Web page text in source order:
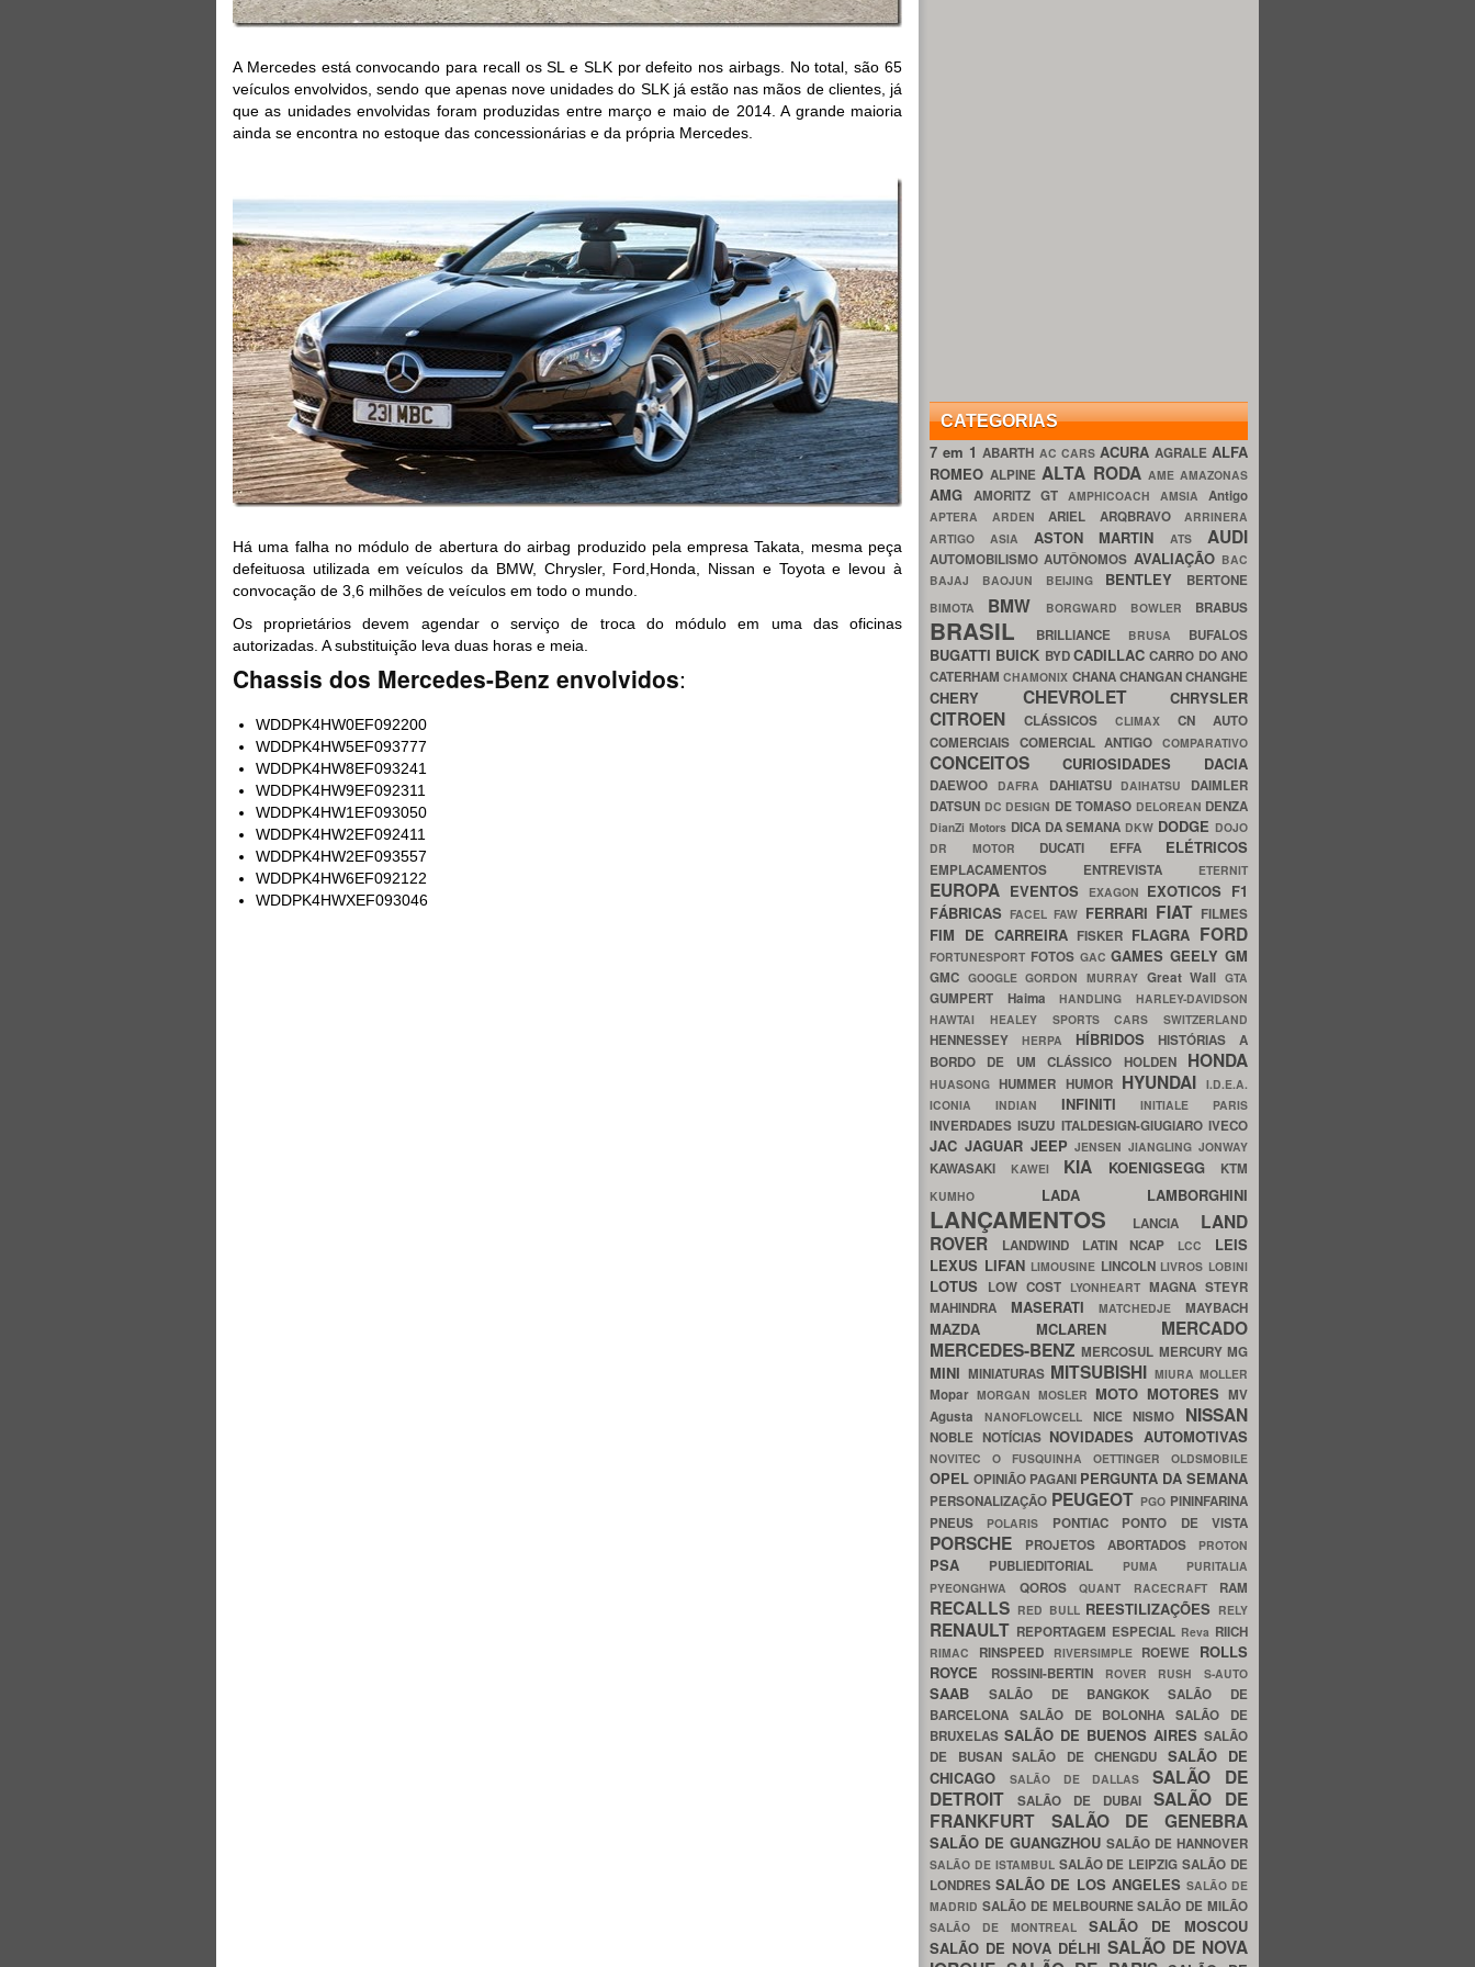
A Mercedes está convocando para recall os SL e SLK por defeito nos airbags. No total, são 65
veículos envolvidos, sendo que apenas nove unidades do SLK já estão nas mãos de clientes, já
que as unidades envolvidas foram produzidas entre março e maio de 2014. A grande maioria
ainda se encontra no estoque das concessionárias e da própria Mercedes.
Há uma falha no módulo de abertura do airbag produzido pela empresa Takata, mesma peça
defeituosa utilizada em veículos da BMW, Chrysler, Ford,Honda, Nissan e Toyota e levou à
convocação de 3,6 milhões de veículos em todo o mundo.
Os proprietários devem agendar o serviço de troca do módulo em uma das oficinas
autorizadas. A substituição leva duas horas e meia.
Chassis dos Mercedes-Benz envolvidos:
WDDPK4HW0EF092200
WDDPK4HW5EF093777
WDDPK4HW8EF093241
WDDPK4HW9EF092311
WDDPK4HW1EF093050
WDDPK4HW2EF092411
WDDPK4HW2EF093557
WDDPK4HW6EF092122
WDDPK4HWXEF093046
CATEGORIAS
7 em 1ABARTH AC CARS ACURA AGRALE ALFA
ROMEOALPINEALTA RODA AME AMAZONAS
AMG AMORITZ GT AMPHICOACH AMSIA Antigo
APTERA ARDEN ARIEL ARQBRAVO ARRINERA
ARTIGO ASIA ASTON MARTINATS AUDI
AUTOMOBILISMOAUTÔNOMOS AVALIAÇÃO BAC
BAJAJ BAOJUN BEIJING BENTLEY BERTONE
BIMOTA BMW BORGWARD BOWLER BRABUS
BRASIL BRILLIANCE BRUSA BUFALOS
BUGATTI BUICK BYDCADILLACCARRO DO ANO
CATERHAMCHAMONIX CHANACHANGANCHANGHE
CHERY CHEVROLET CHRYSLER
CITROEN CLÁSSICOS CLIMAX CN AUTO
COMERCIAIS COMERCIAL ANTIGOCOMPARATIVO
CONCEITOS CURIOSIDADES DACIA
DAEWOO DAFRA DAHIATSU DAIHATSU DAIMLER
DATSUN DC DESIGN DE TOMASO DELOREAN DENZA
DianZi Motors DICA DA SEMANA DKW DODGE DOJO
DR MOTOR DUCATI EFFA ELÉTRICOS
EMPLACAMENTOS ENTREVISTA ETERNIT
EUROPA EVENTOS EXAGON EXOTICOS F1
FÁBRICASFACELFAW FERRARI FIAT FILMES
FIM DE CARREIRA FISKER FLAGRA FORD
FORTUNESPORT FOTOS GACGAMESGEELYGM
GMC GOOGLEGORDON MURRAY Great WallGTA
GUMPERT HaimaHANDLINGHARLEY-DAVIDSON
HAWTAI HEALEY SPORTS CARS SWITZERLAND
HENNESSEY HERPA HÍBRIDOSHISTÓRIAS A
BORDO DE UM CLÁSSICO HOLDEN HONDA
HUASONGHUMMER HUMOR HYUNDAI I.D.E.A.
ICONIA INDIAN INFINITIINITIALE PARIS
INVERDADESISUZU ITALDESIGN-GIUGIAROIVECO
JAC JAGUAR JEEPJENSENJIANGLINGJONWAY
KAWASAKI KAWEI KIA KOENIGSEGG KTM
KUMHO LADA LAMBORGHINI
LANÇAMENTOS LANCIA LAND
ROVER
LANDWIND LATIN NCAP LCC LEIS
LEXUS LIFAN LIMOUSINE LINCOLN LIVROS LOBINI
LOTUS LOW COST LYONHEART MAGNA STEYR
MAHINDRA MASERATIMATCHEDJEMAYBACH
MAZDA MCLAREN MERCADO
MERCEDES-BENZMERCOSUL MERCURYMG
MINI MINIATURAS MITSUBISHI MIURA MOLLER
Mopar MORGAN MOSLER MOTO MOTORES MV
Agusta NANOFLOWCELL NICENISMO NISSAN
NOBLE NOTÍCIAS NOVIDADES AUTOMOTIVAS
NOVITEC O FUSQUINHA OETTINGER OLDSMOBILE
OPEL OPINIÃO PAGANI PERGUNTA DA SEMANA
PERSONALIZAÇÃO PEUGEOT PGO PININFARINA
PNEUS
POLARIS PONTIAC PONTO DE VISTA
PORSCHE PROJETOS ABORTADOS PROTON
PSA PUBLIEDITORIAL PUMA PURITALIA
PYEONGHWA QOROS QUANT RACECRAFT RAM
RECALLS RED BULL REESTILIZAÇÕES RELY
RENAULT REPORTAGEM ESPECIAL Reva RIICH
RIMAC RINSPEED RIVERSIMPLE ROEWE ROLLS
ROYCE
ROSSINI-BERTIN ROVER RUSH S-AUTO
SAAB SALÃO DE BANGKOKSALÃO DE
BARCELONA SALÃO DE BOLONHASALÃO DE
BRUXELAS SALÃO DE BUENOS AIRES SALÃO
DE BUSAN SALÃO DE CHENGDU SALÃO DE
CHICAGO
SALÃO DE DALLASSALÃO DE
DETROIT
SALÃO DE DUBAI SALÃO DE
FRANKFURT SALÃO DE GENEBRA
SALÃO DE GUANGZHOU SALÃO DE HANNOVER
SALÃO DE ISTAMBUL SALÃO DE LEIPZIGSALÃO DE
LONDRESSALÃO DE LOS ANGELES SALÃO DE
MADRID SALÃO DE MELBOURNESALÃO DE MILÃO
SALÃO DE MONTREAL SALÃO DE MOSCOU
SALÃO DE NOVA DÉLHI SALÃO DE NOVA